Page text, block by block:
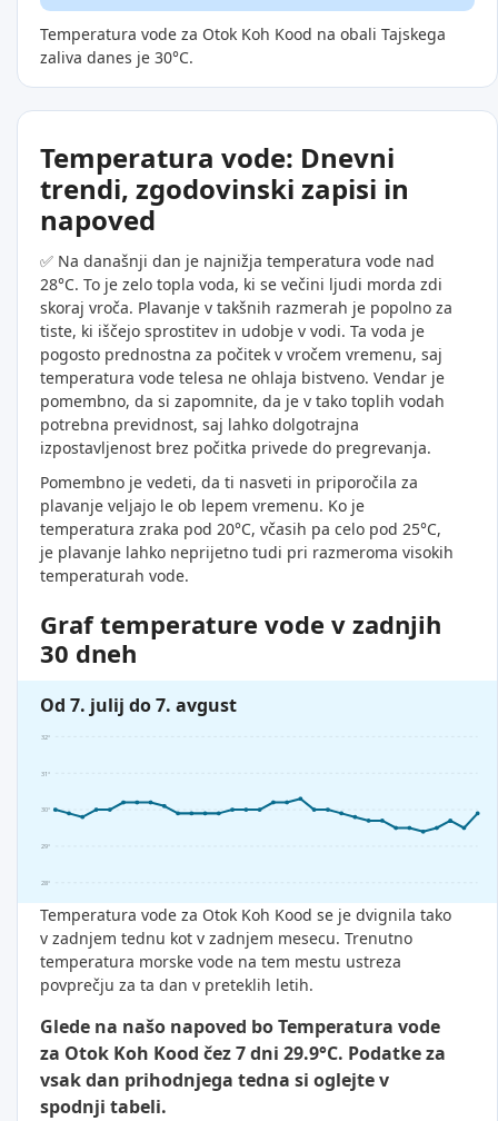
Temperatura vode za Otok Koh Kood na obali Tajskega
zaliva danes je 30°C.
Temperatura vode: Dnevni
trendi, zgodovinski zapisi in
napoved
✅ Na današnji dan je najnižja temperatura vode nad
28°C. To je zelo topla voda, ki se večini ljudi morda zdi
skoraj vroča. Plavanje v takšnih razmerah je popolno za
tiste, ki iščejo sprostitev in udobje v vodi. Ta voda je
pogosto prednostna za počitek v vročem vremenu, saj
temperatura vode telesa ne ohlaja bistveno. Vendar je
pomembno, da si zapomnite, da je v tako toplih vodah
potrebna previdnost, saj lahko dolgotrajna
izpostavljenost brez počitka privede do pregrevanja.
Pomembno je vedeti, da ti nasveti in priporočila za
plavanje veljajo le ob lepem vremenu. Ko je
temperatura zraka pod 20°C, včasih pa celo pod 25°C,
je plavanje lahko neprijetno tudi pri razmeroma visokih
temperaturah vode.
Graf temperature vode v zadnjih
30 dneh
Od 7. julij do 7. avgust
28°
29°
30°
31°
32°
Temperatura vode za Otok Koh Kood se je dvignila tako
v zadnjem tednu kot v zadnjem mesecu. Trenutno
temperatura morske vode na tem mestu ustreza
povprečju za ta dan v preteklih letih.
Glede na našo napoved bo Temperatura vode
za Otok Koh Kood čez 7 dni 29.9°C. Podatke za
vsak dan prihodnjega tedna si oglejte v
spodnji tabeli.